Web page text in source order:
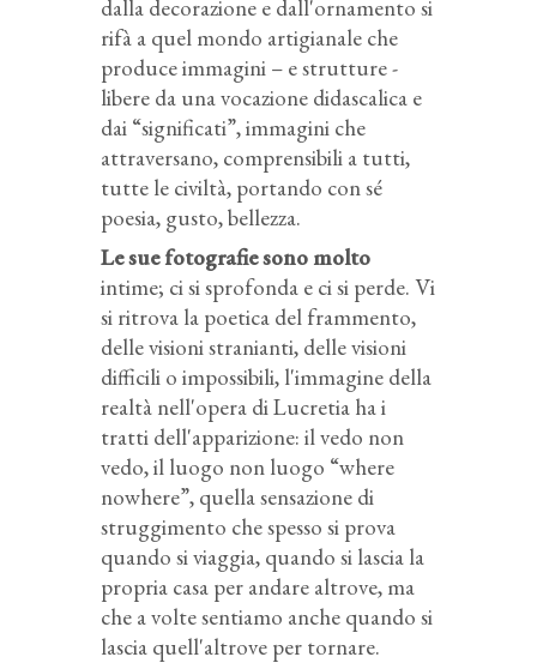
dalla decorazione e dall'ornamento si
rifà a quel mondo artigianale che
produce immagini – e strutture -
libere da una vocazione didascalica e
dai “significati”, immagini che
attraversano, comprensibili a tutti,
tutte le civiltà, portando con sé
poesia, gusto, bellezza.
Le sue fotografie sono molto
intime; ci si sprofonda e ci si perde. Vi
si ritrova la poetica del frammento,
delle visioni stranianti, delle visioni
difficili o impossibili, l'immagine della
realtà nell'opera di Lucretia ha i
tratti dell'apparizione: il vedo non
vedo, il luogo non luogo “where
nowhere”, quella sensazione di
struggimento che spesso si prova
quando si viaggia, quando si lascia la
propria casa per andare altrove, ma
che a volte sentiamo anche quando si
lascia quell'altrove per tornare.